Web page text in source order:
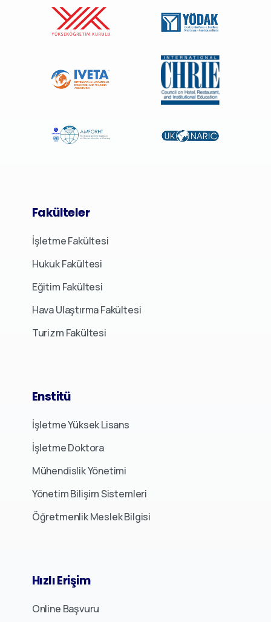
Fakülteler
İşletme Fakültesi
Hukuk Fakültesi
Eğitim Fakültesi
Hava Ulaştırma Fakültesi
Turizm Fakültesi
Enstitü
İşletme Yüksek Lisans
İşletme Doktora
Mühendislik Yönetimi
Yönetim Bilişim Sistemleri
Öğretmenlik Meslek Bilgisi
HızlıErişim
Online Başvuru
Bizimle İletişime Geçin